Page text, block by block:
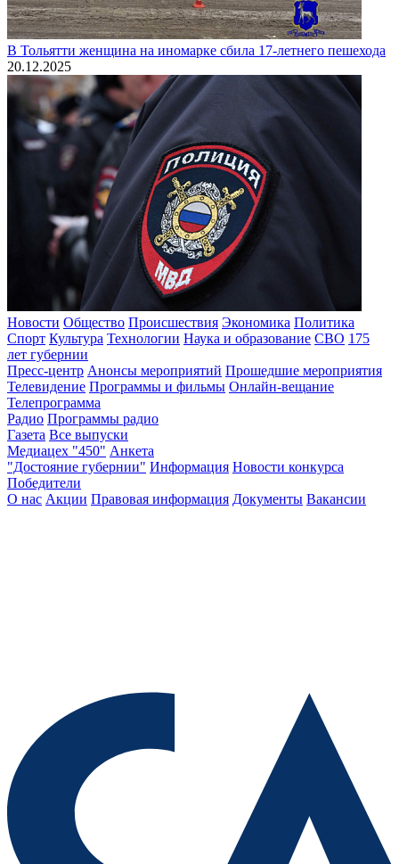
В Тольятти женщина на иномарке сбила 17-летнего пешехода
20.12.2025
Новости Общество Происшествия Экономика Политика
Спорт Культура Технологии Наука и образование СВО 175
лет губернии
Пресс-центр Анонсы мероприятий Прошедшие мероприятия
Телевидение Программы и фильмы Онлайн-вещание
Телепрограмма
Радио Программы радио
Газета Все выпуски
Медиацех "450" Анкета
"Достояние губернии" Информация Новости конкурса
Победители
О нас Акции Правовая информация Документы Вакансии